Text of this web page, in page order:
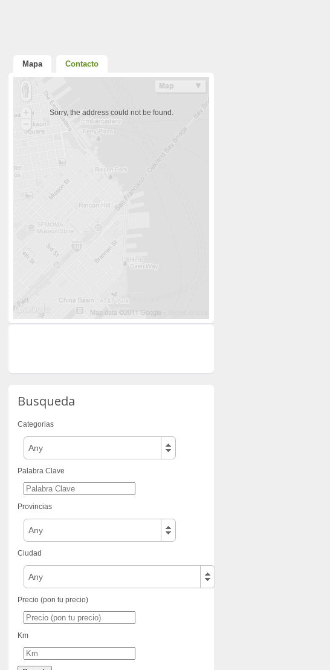
Mapa Contacto
Sorry, the address could not be found.
Busqueda
Categorias
Any
Palabra Clave
Provincias
Any
Ciudad
Any
Precio (pon tu precio)
Km